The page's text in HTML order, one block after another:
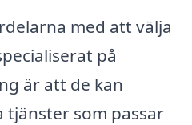
med att välja
på
är att de kan
tjänster som passar